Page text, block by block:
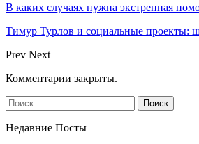
В каких случаях нужна экстренная
Тимур Турлов и социальные проекты:
Prev Next
Комментарии закрыты.
Недавние Посты